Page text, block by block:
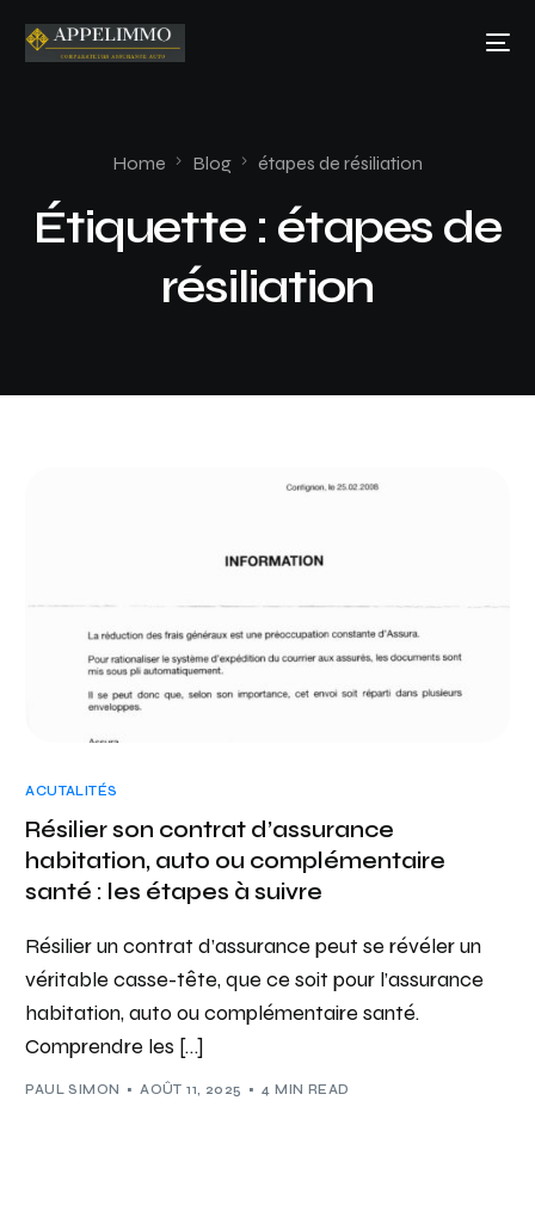
Home Blog étapes de résiliation
Étiquette : étapes de
résiliation
ACUTALITÉS
Résilier son contrat d’assurance
habitation, auto ou complémentaire
santé : les étapes à suivre
Résilier un contrat d’assurance peut se révéler un
véritable casse-tête, que ce soit pour l’assurance
habitation, auto ou complémentaire santé.
Comprendre les […]
PAUL SIMON AOÛT 11, 2025 4 MIN READ